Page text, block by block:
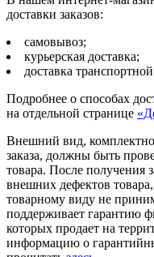
доставки заказов:
самовывоз;
курьерская доставка;
доставка
Подробнее о способах
на отдельной странице
Внешний вид,
заказа, должны быть
товара. После получения
внешних дефектов
товарному виду не
поддерживает гарантию
которых продает на
информацию о